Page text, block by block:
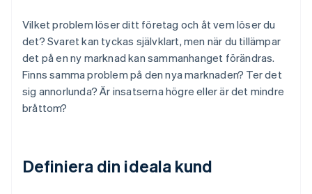
Vilket problem löser ditt företag och åt vem löser du
det? Svaret kan tyckas självklart, men när du tillämpar
det på en ny marknad kan sammanhanget förändras.
Finns samma problem på den nya marknaden? Ter det
sig annorlunda? Är insatserna högre eller är det mindre
bråttom?
Definiera din ideala kund